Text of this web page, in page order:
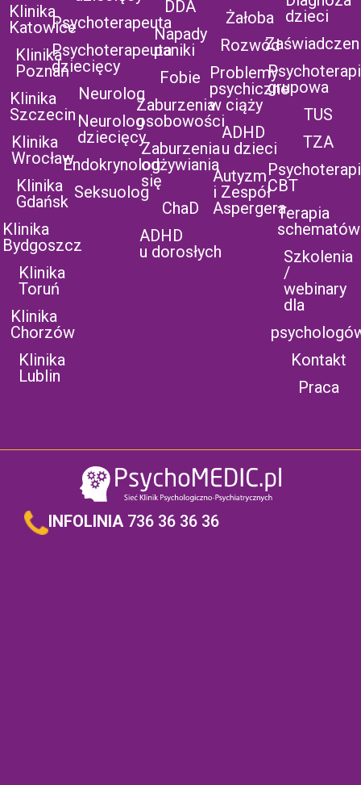
Klinika
Katowice
Klinika
Poznań
Klinika
Szczecin
Klinika
Wrocław
Klinika
Gdańsk
Klinika
Bydgoszcz
Klinika
Toruń
Klinika
Chorzów
Klinika
Lublin
Psychoterapeuta
Psychoterapeuta
dziecięcy
Neurolog
Neurolog
dziecięcy
Endokrynolog
Seksuolog
DDA
Napady
paniki
Fobie
Zaburzenia
osobowości
Zaburzenia
odżywiania
się
ChaD
ADHD
u dorosłych
Żałoba
Rozwód
Problemy
psychiczne
w ciąży
ADHD
u dzieci
Autyzm
i Zespół
Aspergera
dzieci
grupowa
TUS
TZA
CBT
Terapia
schematów
Szkolenia
/
webinary
dla
Kontakt
Praca
INFOLINIA 736 36 36 36